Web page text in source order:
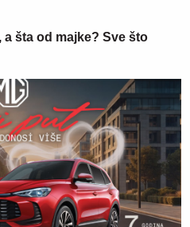
šta od majke? Sve što